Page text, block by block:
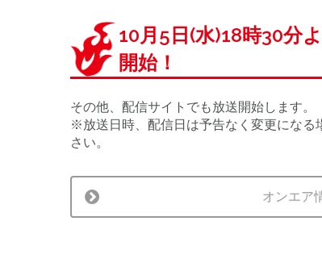
10月5日(水)18時30分
開始！
その他、配信サイトでも放送開始します。
※放送日時、配信日は予告なく変更になる
さい。
オンエア